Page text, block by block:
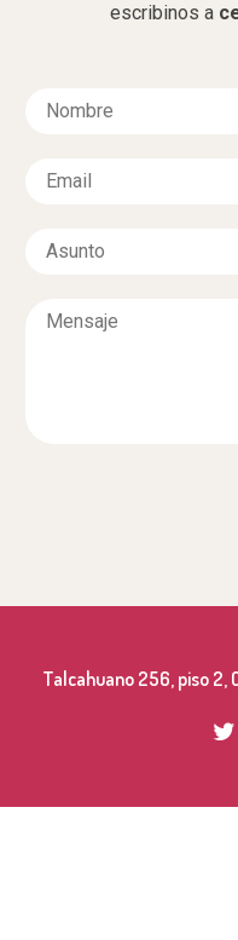
escribinos a
Talcahuano 256, piso 2,